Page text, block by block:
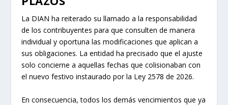
La DIAN ha reiterado su llamado a la responsabilidad
de los contribuyentes para que consulten de manera
individual y oportuna las modificaciones que aplican a
sus obligaciones. La entidad ha precisado que el ajuste
solo concierne a aquellas fechas que colisionaban con
el nuevo festivo instaurado por la Ley 2578 de 2026.
En consecuencia, todos los demás vencimientos que ya